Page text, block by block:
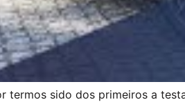
termos sido dos primeiros a